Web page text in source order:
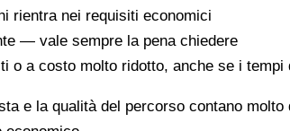
rientra nei requisiti economici
— vale sempre la pena chiedere
a costo molto ridotto, anche se i
e la qualità del percorso contano